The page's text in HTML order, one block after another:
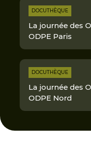
DOCUTHÈQUE
La journée des
ODPE Paris
DOCUTHÈQUE
La journée des
ODPE Nord